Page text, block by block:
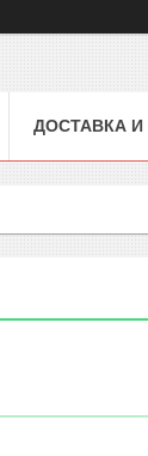
ДОСТАВКА И